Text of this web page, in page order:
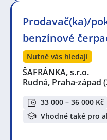
Prodavač(ka)/
benzínové
Nutně vás hledají
ŠAFRÁNKA, s.r.o.
Rudná, Praha-západ
33 000 – 36 000 Kč
Vhodné také pro